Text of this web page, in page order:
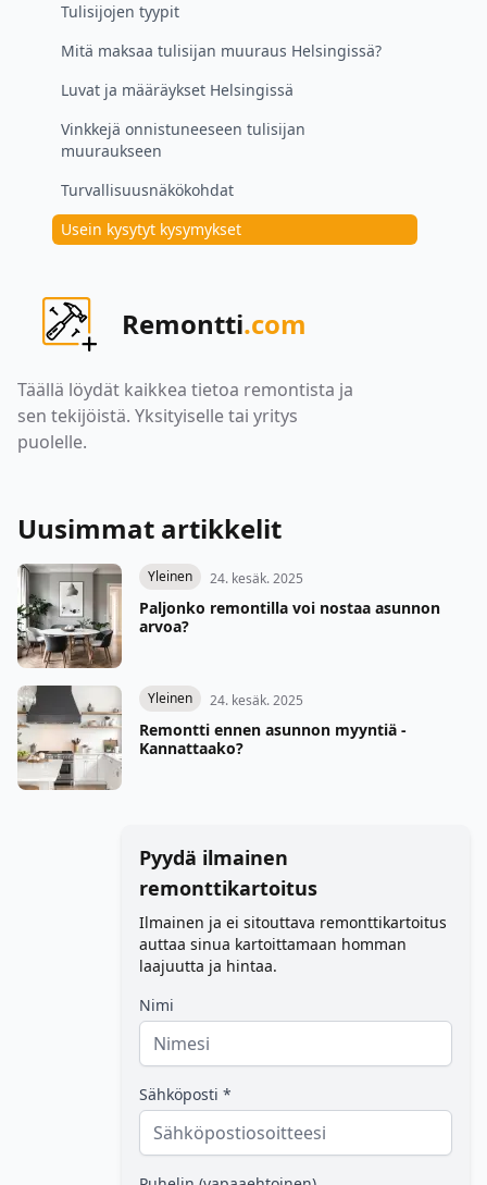
Tulisijojen tyypit
Mitä maksaa tulisijan muuraus Helsingissä?
Luvat ja määräykset Helsingissä
Vinkkejä onnistuneeseen tulisijan
muuraukseen
Turvallisuusnäkökohdat
Usein kysytyt kysymykset
Remontti.com
Täällä löydät kaikkea tietoa remontista ja
sen tekijöistä. Yksityiselle tai yritys
puolelle.
Uusimmat artikkelit
Yleinen 24. kesäk. 2025
Paljonko remontilla voi nostaa asunnon
arvoa?
Yleinen 24. kesäk. 2025
Remontti ennen asunnon myyntiä -
Kannattaako?
Pyydä ilmainen
remonttikartoitus
Ilmainen ja ei sitouttava remonttikartoitus
auttaa sinua kartoittamaan homman
laajuutta ja hintaa.
Nimi
Sähköposti *